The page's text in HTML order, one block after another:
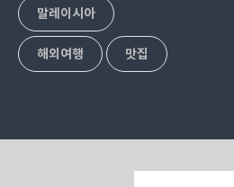
말레이시아
해외여행 맛집